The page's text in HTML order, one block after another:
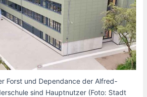
Forst und Dependance der Alfred-
sind Hauptnutzer (Foto: Stadt